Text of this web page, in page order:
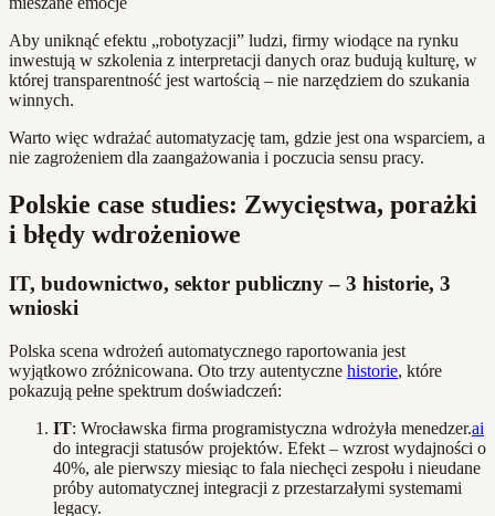
Aby uniknąć efektu „robotyzacji” ludzi, firmy wiodące na rynku
inwestują w szkolenia z interpretacji danych oraz budują kulturę, w
której transparentność jest wartością – nie narzędziem do szukania
winnych.
Warto więc wdrażać automatyzację tam, gdzie jest ona wsparciem, a
nie zagrożeniem dla zaangażowania i poczucia sensu pracy.
Polskie case studies: Zwycięstwa, porażki
i błędy wdrożeniowe
IT, budownictwo, sektor publiczny – 3 historie, 3
wnioski
Polska scena wdrożeń automatycznego raportowania jest
wyjątkowo zróżnicowana. Oto trzy autentyczne historie, które
pokazują pełne spektrum doświadczeń:
IT: Wrocławska firma programistyczna wdrożyła menedzer.ai
do integracji statusów projektów. Efekt – wzrost wydajności o
40%, ale pierwszy miesiąc to fala niechęci zespołu i nieudane
próby automatycznej integracji z przestarzałymi systemami
legacy.